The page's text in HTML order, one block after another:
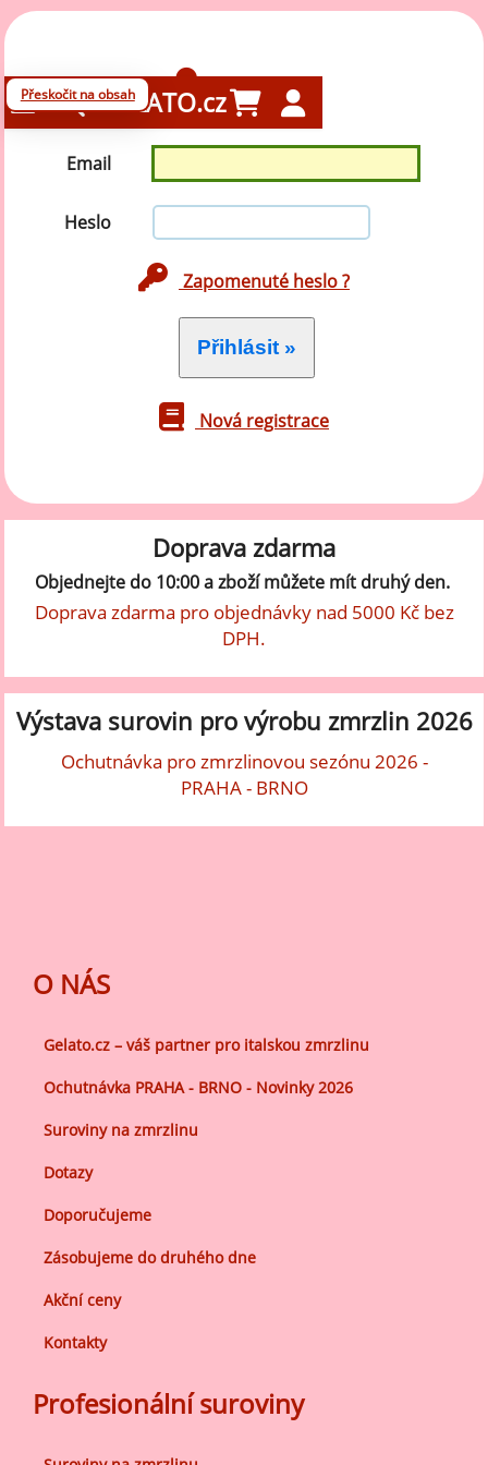
Přeskočit na obsahGELATO.czPřihlášení
Email
Heslo
Zapomenuté heslo ?
Nová registrace
Doprava zdarma
Objednejte do 10:00 a zboží můžete mít druhý den.
Doprava zdarma pro objednávky nad 5000 Kč bez
DPH.
Výstava surovin pro výrobu zmrzlin 2026
Ochutnávka pro zmrzlinovou sezónu 2026 -
PRAHA - BRNO
O NÁS
Gelato.cz – váš partner pro italskou zmrzlinu
Ochutnávka PRAHA - BRNO - Novinky 2026
Suroviny na zmrzlinu
Dotazy
Doporučujeme
Zásobujeme do druhého dne
Akční ceny
Kontakty
Profesionální suroviny